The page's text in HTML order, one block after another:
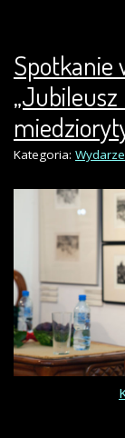
Spotkanie
Kategoria: